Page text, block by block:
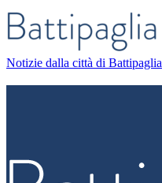
Notizie dalla città di Battipaglia